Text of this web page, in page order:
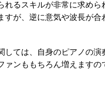
れるスキルが非常に求め
すが、逆に意気や波長が
しては、自身のピアノの
ァンももちろん増えます